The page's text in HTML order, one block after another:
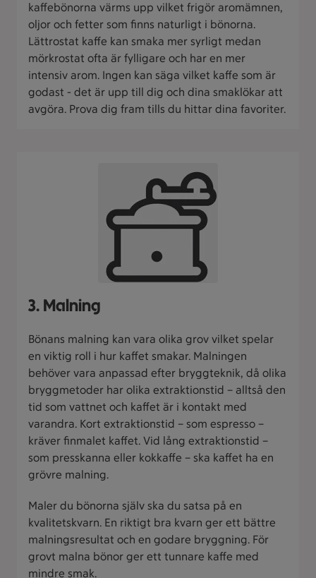
kaffebönorna värms upp vilket frigör aromämnen,
oljor och fetter som finns naturligt i bönorna.
Lättrostat kaffe kan smaka mer syrligt medan
mörkrostat ofta är fylligare och har en mer
intensiv arom. Ingen kan säga vilket kaffe som är
godast - det är upp till dig och dina smaklökar att
avgöra. Prova dig fram tills du hittar dina favoriter.
3. Malning
Bönans malning kan vara olika grov vilket spelar
en viktig roll i hur kaffet smakar. Malningen
behöver vara anpassad efter bryggteknik, då olika
bryggmetoder har olika extraktionstid – alltså den
tid som vattnet och kaffet är i kontakt med
varandra. Kort extraktionstid – som espresso –
kräver finmalet kaffet. Vid lång extraktionstid –
som presskanna eller kokkaffe – ska kaffet ha en
grövre malning.
Maler du bönorna själv ska du satsa på en
kvalitetskvarn. En riktigt bra kvarn ger ett bättre
malningsresultat och en godare bryggning. För
grovt malna bönor ger ett tunnare kaffe med
mindre smak.